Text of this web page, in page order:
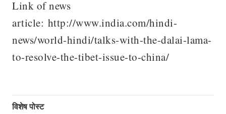
Link of news
article: http://www.india.com/hindi-
news/world-hindi/talks-with-the-dalai-lama-
to-resolve-the-tibet-issue-to-china/
विशेष पोस्ट